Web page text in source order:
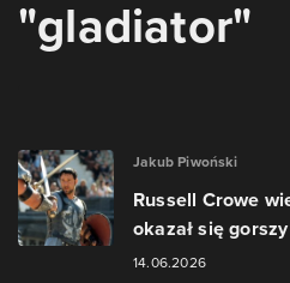
"gladiator"
Jakub Piwoński
Russell Crowe
okazał się
14.06.2026